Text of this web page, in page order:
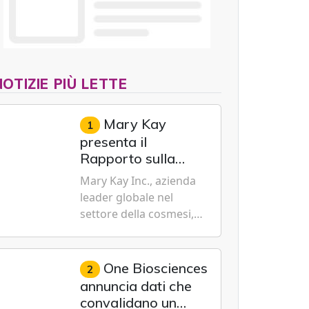
PIÙ LETTE
1 Mary Kay
presenta il
Rapporto sulla
sostenibilità 2026,
evidenziando i
progressi
realizzati a livello
globale nelle sfere
sociale, economica
e ambientale
Mary Kay Inc., azienda
leader globale nel
settore della cosmesi,
sostenibilità e
dell'emancipazione
femminile, oggi ha
presentato il suo
2 One Biosciences
annuncia dati che
convalidano un